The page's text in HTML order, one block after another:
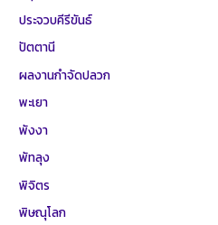
ประจวบคีรีขันธ์
ปัตตานี
ผลงานกำจัดปลวก
พะเยา
พังงา
พัทลุง
พิจิตร
พิษณุโลก